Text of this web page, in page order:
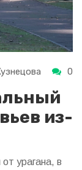
0
из-
урагана, в